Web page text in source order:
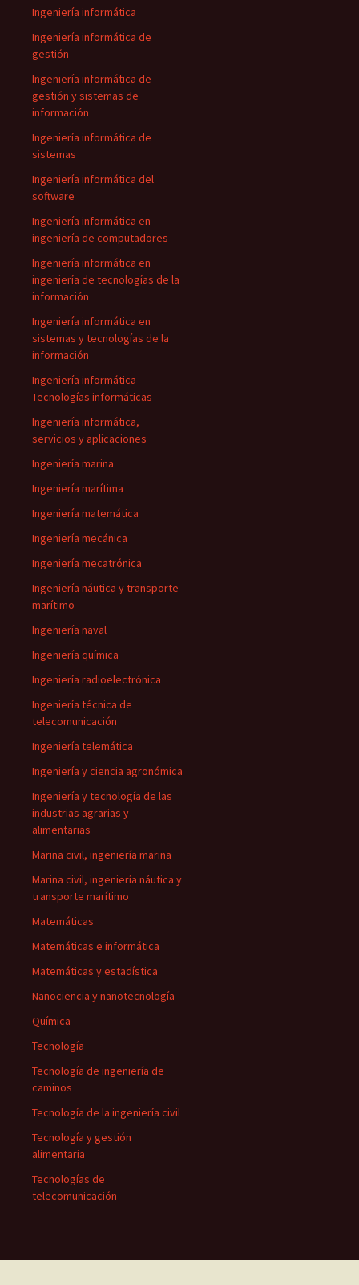
Ingeniería informática
Ingeniería informática de
gestión
Ingeniería informática de
gestión y sistemas de
información
Ingeniería informática de
sistemas
Ingeniería informática del
software
Ingeniería informática en
ingeniería de computadores
Ingeniería informática en
ingeniería de tecnologías de la
información
Ingeniería informática en
sistemas y tecnologías de la
información
Ingeniería informática-
Tecnologías informáticas
Ingeniería informática,
servicios y aplicaciones
Ingeniería marina
Ingeniería marítima
Ingeniería matemática
Ingeniería mecánica
Ingeniería mecatrónica
Ingeniería náutica y transporte
marítimo
Ingeniería naval
Ingeniería química
Ingeniería radioelectrónica
Ingeniería técnica de
telecomunicación
Ingeniería telemática
Ingeniería y ciencia agronómica
Ingeniería y tecnología de las
industrias agrarias y
alimentarias
Marina civil, ingeniería marina
Marina civil, ingeniería náutica y
transporte marítimo
Matemáticas
Matemáticas e informática
Matemáticas y estadística
Nanociencia y nanotecnología
Química
Tecnología
Tecnología de ingeniería de
caminos
Tecnología de la ingeniería civil
Tecnología y gestión
alimentaria
Tecnologías de
telecomunicación